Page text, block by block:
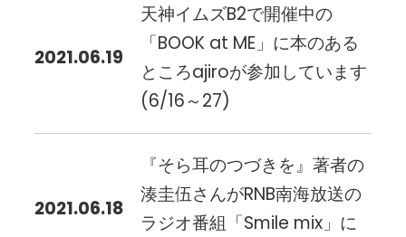
2021.06.19
天神イムズB2で開催中の
「BOOK at ME」に本のある
ところajiroが参加しています
(6/16～27)
2021.06.18
『そら耳のつづきを』著者の
湊圭伍さんがRNB南海放送の
ラジオ番組「Smile mix」に